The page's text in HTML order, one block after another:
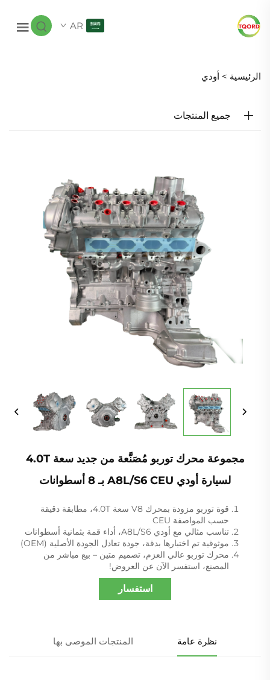
AR
الرئيسية > أودي
جميع المنتجات
مجموعة محرك توربو مُصَنَّعة من جديد سعة 4.0T
لسيارة أودي A8L/S6 CEU بـ 8 أسطوانات
قوة توربو مزودة بمحرك V8 سعة 4.0T، مطابقة دقيقة
حسب المواصفة CEU
تناسب مثالي مع أودي A8L/S6، أداء قمة بثمانية أسطوانات
موثوقية تم اختبارها بدقة، جودة تعادل الجودة الأصلية (OEM)
محرك توربو عالي العزم، تصميم متين – بيع مباشر من
المصنع، استفسر الآن عن العروض!
استفسار
نظرة عامة المنتجات الموصى بها